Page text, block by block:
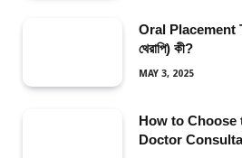
Oral Placement
থেরাপি) কী?
MAY 3, 2025
How to Choose
Doctor